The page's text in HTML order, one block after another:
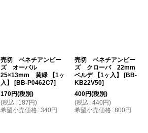
売切 ベネチアンビー
ズ オーバル
25×13mm 黄緑 【1ヶ
入】
[BB-P0462C7]
170円(税別)
(税込 : 187 円)
希望小売価格: 340円
売切 ベネチアンビー
ズ クローバ 22mm
ベルデ 【1ヶ入】
[BB-
KB22V50]
400円(税別)
(税込 : 440円)
希望小売価格: 800円